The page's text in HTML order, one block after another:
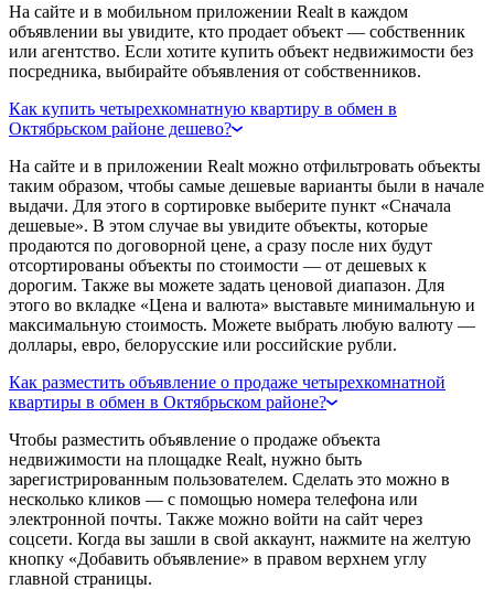
На сайте и в мобильном приложении Realt в каждом
объявлении вы увидите, кто продает объект — собственник
или агентство. Если хотите купить объект недвижимости без
посредника, выбирайте объявления от собственников.
Как купить четырехкомнатную квартиру в обмен в
Октябрьском районе дешево?
На сайте и в приложении Realt можно отфильтровать объекты
таким образом, чтобы самые дешевые варианты были в начале
выдачи. Для этого в сортировке выберите пункт «Сначала
дешевые». В этом случае вы увидите объекты, которые
продаются по договорной цене, а сразу после них будут
отсортированы объекты по стоимости — от дешевых к
дорогим. Также вы можете задать ценовой диапазон. Для
этого во вкладке «Цена и валюта» выставьте минимальную и
максимальную стоимость. Можете выбрать любую валюту —
доллары, евро, белорусские или российские рубли.
Как разместить объявление о продаже четырехкомнатной
квартиры в обмен в Октябрьском районе?
Чтобы разместить объявление о продаже объекта
недвижимости на площадке Realt, нужно быть
зарегистрированным пользователем. Сделать это можно в
несколько кликов — с помощью номера телефона или
электронной почты. Также можно войти на сайт через
соцсети. Когда вы зашли в свой аккаунт, нажмите на желтую
кнопку «Добавить объявление» в правом верхнем углу
главной страницы.